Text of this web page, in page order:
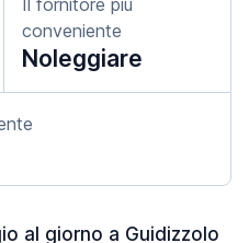
Il fornitore più
conveniente
Noleggiare
al giorno a Guidizzolo